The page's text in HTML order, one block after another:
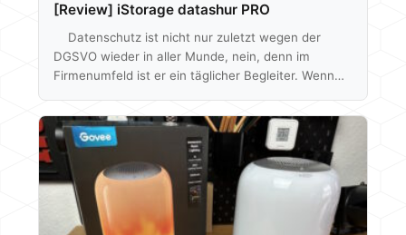
[Review] iStorage datashur PRO
Datenschutz ist nicht nur zuletzt wegen der
DGSVO wieder in aller Munde, nein, denn im
Firmenumfeld ist er ein täglicher Begleiter. Wenn
ist es ein Thema, dass uns alle betrifft und ständig
umgibt. Lösungen, die es erlauben mitgeführte
Daten zu schützen hat iStorage im Portfolio. Dabei
handelt es sich um verschlüsselte Datenträger, sei
es HDDs, SSDs oder USB-Sticks. Wir haben heute
den datashur PRO USB…